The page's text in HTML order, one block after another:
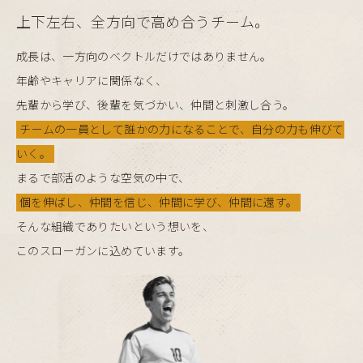
上下左右、全方向で高め合うチーム。
成長は、一方向のベクトルだけではありません。
年齢やキャリアに関係なく、
先輩から学び、後輩を気づかい、仲間と刺激し合う。
チームの一員として誰かの力になることで、自分の力も伸びて
いく。
まるで部活のような空気の中で、
個を伸ばし、仲間を信じ、仲間に学び、仲間に還す。
そんな組織でありたいという想いを、
このスローガンに込めています。